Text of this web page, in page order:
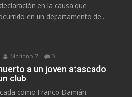
en la causa que
en un departamento de...
Mariano Z 0
a un joven atascado
club
como Franco Damián